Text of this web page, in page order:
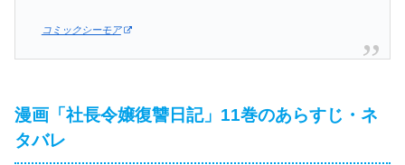
コミックシーモア
漫画「社長令嬢復讐日記」11巻のあらすじ・ネ
タバレ